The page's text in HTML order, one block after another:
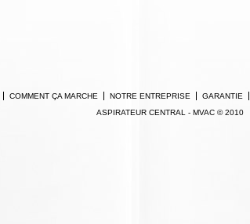
COMMENT ÇA MARCHE NOTRE ENTREPRISE GARANTIE
ASPIRATEUR CENTRAL - MVAC © 2010